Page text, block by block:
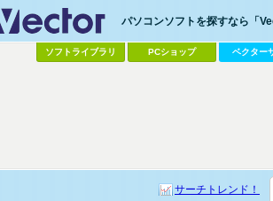
パソコンソフトを探すなら「
ソフトライブラリ PCショップ ベクター
サーチトレンド！